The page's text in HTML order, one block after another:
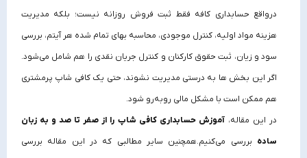
درواقع حسابداری کافه فقط ثبت فروش روزانه نیست؛ بلکه مدیریت
هزینه مواد اولیه، کنترل موجودی، محاسبه بهای تمام‌ شده هر آیتم، بررسی
سود و زیان، ثبت حقوق کارکنان و کنترل جریان نقدی را هم شامل می‌شود.
اگر این بخش‌ ها به‌ درستی مدیریت نشوند، حتی یک کافی شاپ پرمشتری
هم ممکن است با مشکل مالی روبه‌رو شود.
در این مقاله،آموزش حسابداری کافی‌ شاپ را از صفر تا صد و به زبان
ساده بررسی می‌کنیم.همچنین سایر مطالبی که در این مقاله بررسی